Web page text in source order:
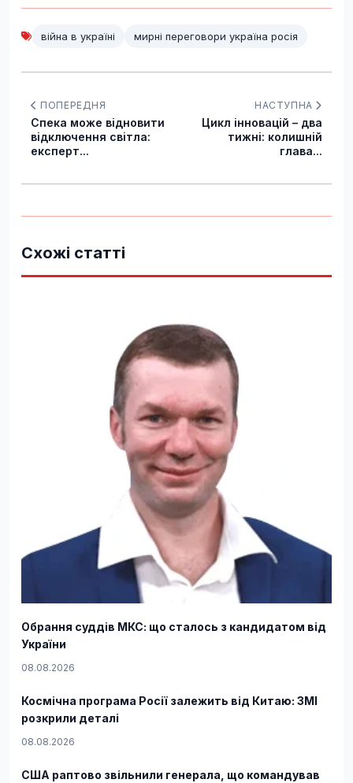
війна в україні мирні переговори україна росія
ПОПЕРЕДНЯ
Спека може відновити
відключення світла:
експерт...
НАСТУПНА
Цикл інновацій – два
тижні: колишній
глава...
Схожі статті
Обрання суддів МКС: що сталось з кандидатом від
України
08.08.2026
Космічна програма Росії залежить від Китаю: ЗМІ
розкрили деталі
08.08.2026
США раптово звільнили генерала, що командував